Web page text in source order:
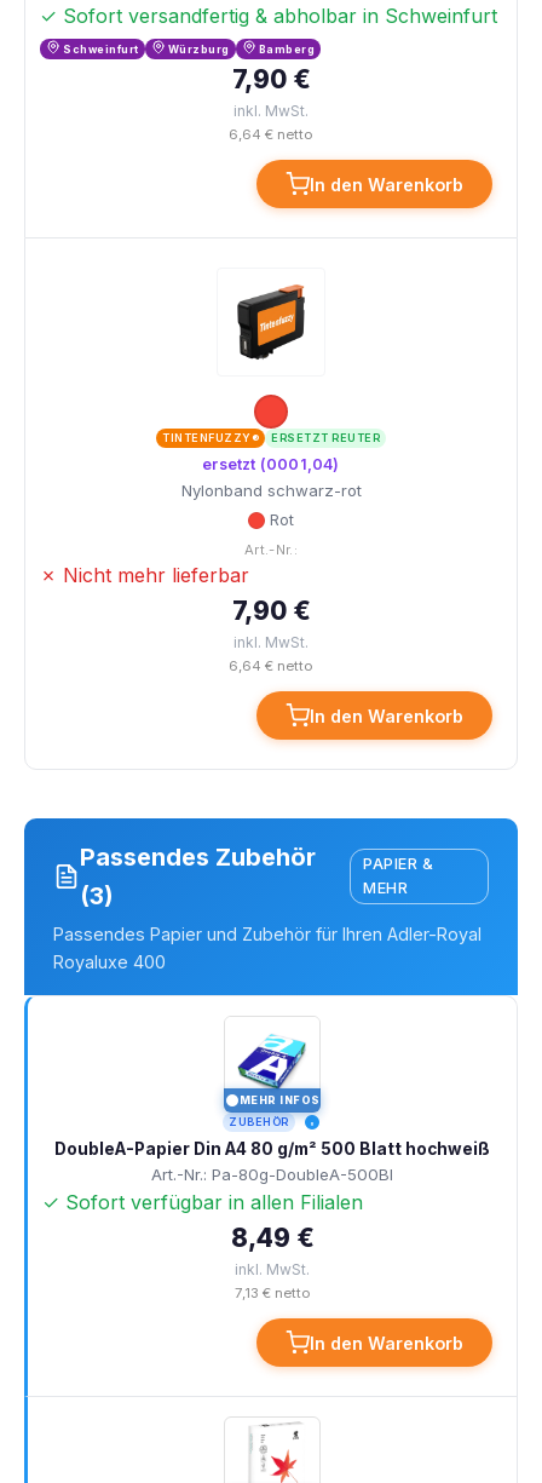
✓ Sofort versandfertig & abholbar in Schweinfurt
Schweinfurt Würzburg Bamberg
7,90 €
inkl. MwSt.
6,64 € netto
In den Warenkorb
TINTENFUZZY® ERSETZT REUTER
ersetzt (0001,04)
Nylonband schwarz-rot
Rot
Art.-Nr.:
✗ Nicht mehr lieferbar
7,90 €
inkl. MwSt.
6,64 € netto
In den Warenkorb
Passendes Zubehör
(3)
PAPIER &
MEHR
Passendes Papier und Zubehör für Ihren Adler-Royal
Royaluxe 400
MEHR INFOS
ZUBEHÖR
DoubleA-Papier Din A4 80 g/m² 500 Blatt hochweiß
Art.-Nr.: Pa-80g-DoubleA-500Bl
✓ Sofort verfügbar in allen Filialen
8,49 €
inkl. MwSt.
7,13 € netto
In den Warenkorb